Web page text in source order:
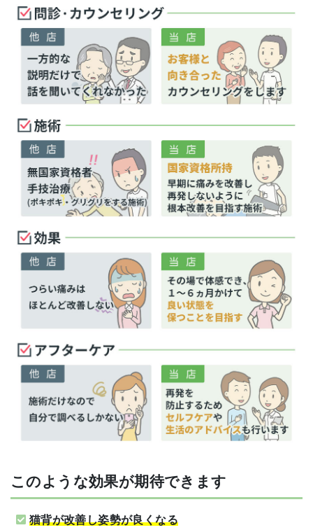
このような効果が期待できます
猫背が改善し姿勢が良くなる